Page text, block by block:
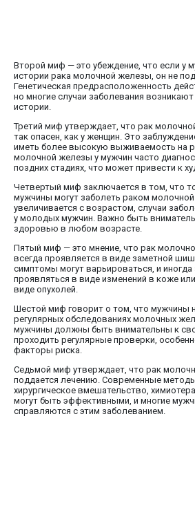
Второй миф — это убеждение, что если у
истории рака молочной железы, он не
Генетическая предрасположенность
но многие случаи заболевания
истории.
Третий миф утверждает, что рак
так опасен, как у женщин. Это
иметь более высокую выживаемость на
молочной железы у мужчин часто
поздних стадиях, что может привести к
Четвертый миф заключается в том, что
мужчины могут заболеть раком
увеличивается с возрастом, случаи
у молодых мужчин. Важно быть
здоровью в любом возрасте.
Пятый миф — это мнение, что рак
всегда проявляется в виде заметной
симптомы могут варьироваться, и
проявляться в виде изменений в коже
виде опухолей.
Шестой миф говорит о том, что мужчины
регулярных обследованиях молочных
мужчины должны быть внимательны к
проходить регулярные проверки,
факторы риска.
Седьмой миф утверждает, что рак
поддается лечению. Современные
хирургическое вмешательство,
могут быть эффективными, и многие
справляются с этим заболеванием.